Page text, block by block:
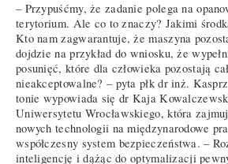
– Przypuśćmy, że zadanie polega na
terytorium. Ale co to znaczy? Jakimi
Kto nam zagwarantuje, że maszyna
dojdzie na przykład do wniosku, że
posunięć, które dla człowieka pozostają
nieakceptowalne? – pyta płk dr inż.
tonie wypowiada się dr Kaja
Uniwersytetu Wrocławskiego, która
nowych technologii na międzynarodowe
współczesny system bezpieczeństwa. –
inteligencję i dążąc do optymalizacji